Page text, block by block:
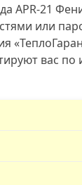
APR-21
или
вас